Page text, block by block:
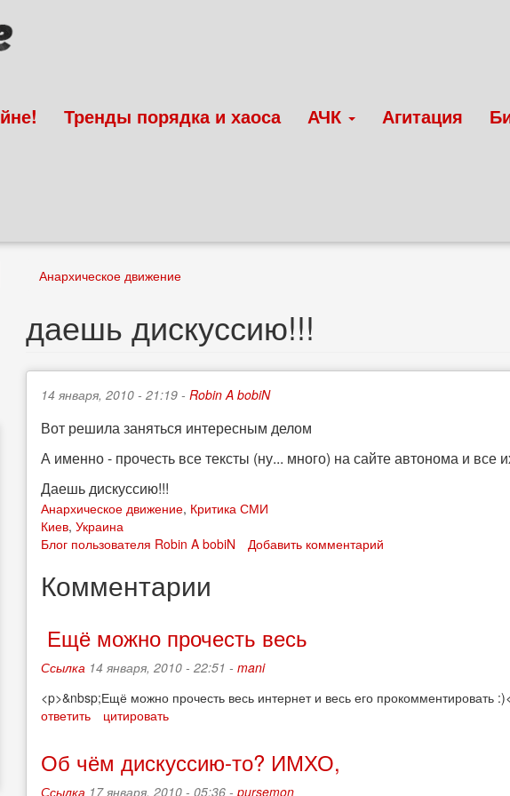
Тренды порядка и хаоса АЧК Агитация
Анархическое движение
даешь дискуссию!!!
14 января, 2010 - 21:19 - Robin A bobiN
Вот решила заняться интересным делом
А именно - прочесть все тексты (ну... много) на сайте автонома и все
Даешь дискуссию!!!
Анархическое движение, Критика СМИ
Киев, Украина
Блог пользователя Robin A bobiN
Добавить комментарий
Комментарии
Ещё можно прочесть весь
Ссылка 14 января, 2010 - 22:51 - mani
<p>&nbsp;Ещё можно прочесть весь интернет и весь его прокомментировать
ответить
цитировать
Об чём дискуссию-то? ИМХО,
Ссылка 17 января, 2010 - 05:36 - pursemon